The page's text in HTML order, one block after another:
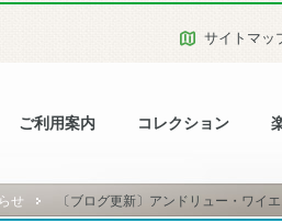
ご利用案内 コレクション
サイトマッ
せ 〔ブログ更新〕アンドリュー・ワイ